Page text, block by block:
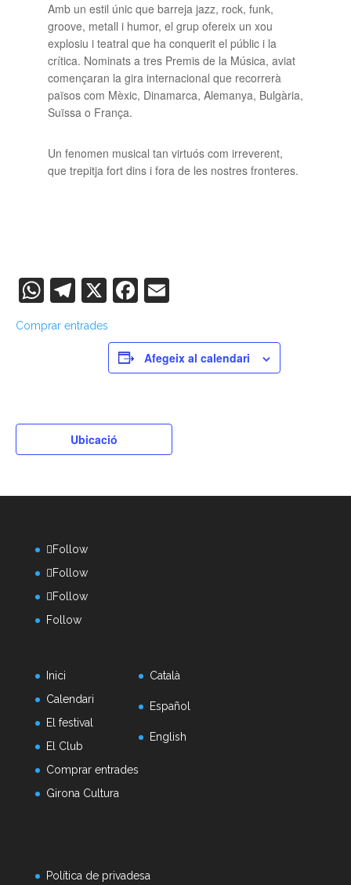
Amb un estil únic que barreja jazz, rock, funk,
groove, metall i humor, el grup ofereix un xou
explosiu i teatral que ha conquerit el públic i la
crítica. Nominats a tres Premis de la Música, aviat
començaran la gira internacional que recorrerà
països com Mèxic, Dinamarca, Alemanya, Bulgària,
Suïssa o França.
Un fenomen musical tan virtuós com irreverent,
que trepitja fort dins i fora de les nostres fronteres.
WhatsApp
Telegram
X Facebook
Comprar entrades
Afegeix al calendari
Ubicació
Follow
Follow
Follow
Follow
Inici
Calendari
El festival
El Club
Comprar entrades
Girona Cultura
Català
Español
English
Política de privadesa